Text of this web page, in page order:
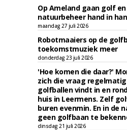
Op Ameland gaan golf
natuurbeheer hand in
maandag 27 juli 2026
Robotmaaiers op de
toekomstmuziek meer
donderdag 23 juli 2026
'Hoe komen die daar?'
zich die vraag
golfballen vindt in en
huis in Leermens. Zelf
buren evenmin. En in de
geen golfbaan te
dinsdag 21 juli 2026